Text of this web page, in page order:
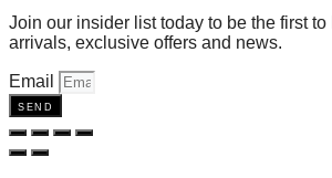
Join our insider list today to be the first
arrivals, exclusive offers and news.
Email
send